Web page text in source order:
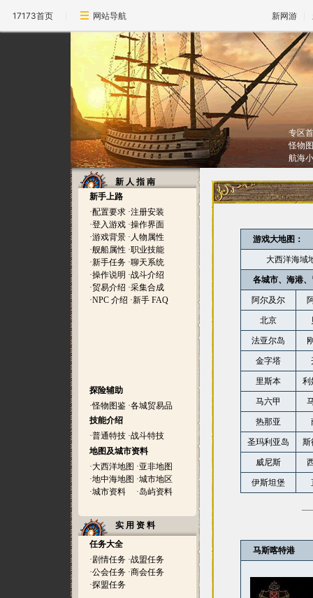
17173首页 网站导航 新网游
专区
怪物
航海
新 人 指 南
新手上路
·配置要求 ·注册安装
·登入游戏 ·操作界面
·游戏背景 · 人物属性
·舰船属性 ·职业技能
·新手任务 ·聊天系统
·操作说明 ·战斗介绍
·贸易介绍 ·采集合成
·NPC 介绍 ·新手 FAQ
探险辅助
·怪物图鉴 ·各城贸易品
技能介绍
·普通特技 ·战斗特技
地图及城市资料
·大西洋地图 ·亚非地图
·地中海地图 ·城市地区
·城市资料 ·岛屿资料
实 用 资 料
任务大全
·剧情任务 ·战盟任务
·公会任务 ·商会任务
·探盟任务
游戏大地图：
大西洋海域
各城市、海港
阿尔及尔
北京
法亚尔岛
金字塔
里斯本 利
马六甲
热那亚
圣玛利亚岛 斯
威尼斯
伊斯坦堡
马斯喀特港